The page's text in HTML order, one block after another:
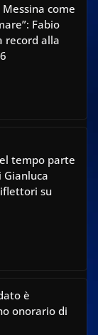
come
Fabio
record alla
tempo parte
Gianluca
su
è
onorario di